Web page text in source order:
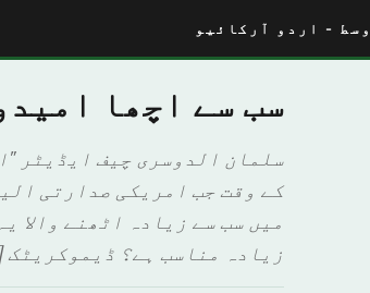
- اردو آرکائیو
سب سے اچھا
سلمان الدوسری چیف ایڈیٹر
کے وقت جب امریکی صدارتی
میں سب سے زیادہ اٹھنے والا
زیادہ مناسب ہے؟ ڈیموکریٹک